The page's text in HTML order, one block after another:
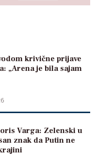
krivične prijave
„Arena je bila sajam
Varga: Zelenski u
znak da Putin ne